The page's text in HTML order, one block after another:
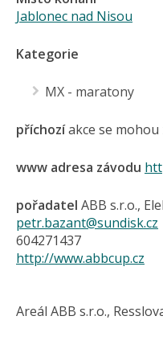
Jablonec nad Nisou
Kategorie
MX - maratony
příchozíakce se
www adresa závodu
pořadatel ABB s.r.o.,
petr.bazant@sundisk.cz
604271437
http://www.abbcup.cz
Areál ABB s.r.o.,